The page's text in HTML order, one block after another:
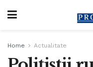
Home Actualitate